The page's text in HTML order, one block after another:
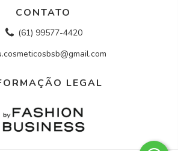
CONTATO
(61) 99577-4420
LEGAL